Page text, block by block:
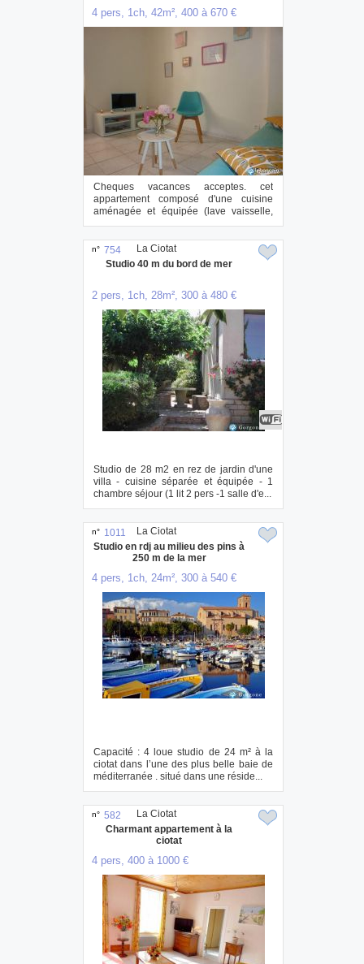
4 pers, 1ch, 42m², 400 à 670 €
Cheques vacances acceptes. cet
appartement composé d'une cuisine
aménagée et équipée (lave vaisselle,
senseo...), d'un ...
n° 754
Studio 40 m du bord de mer
2 pers, 1ch, 28m², 300 à 480 €
Studio de 28 m2 en rez de jardin d'une
villa - cuisine séparée et équipée - 1
chambre séjour (1 lit 2 pers -1 salle d'e...
La Ciotat
n° 1011
Studio en rdj au milieu des pins à
250 m de la mer
4 pers, 1ch, 24m², 300 à 540 €
Capacité : 4 loue studio de 24 m² à la
ciotat dans l’une des plus belle baie de
méditerranée . situé dans une réside...
La Ciotat
n° 582
Charmant appartement à la
ciotat
4 pers, 400 à 1000 €
La Ciotat